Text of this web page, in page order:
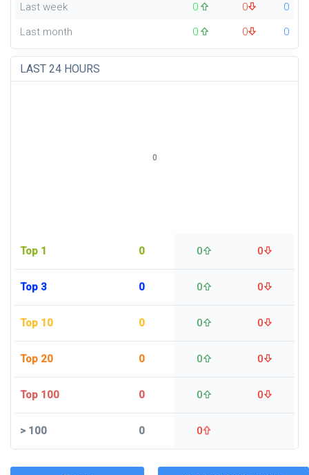
Last week
0 0
0
Last month
0 0 0
LAST 24 HOURS
Top 1 0 0 0
Top 3 0 0 0
Top 10 0 0 0
Top 20 0 0 0
Top 100 0 0 0
>100 0 0
0